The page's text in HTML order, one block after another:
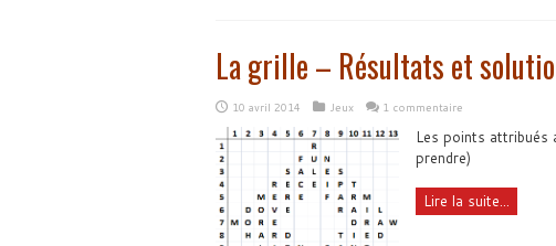
La grille – Résultats et
10 avril 2014 Jeux 1 commentaire
Les points attribués
prendre)
Lire la suite...